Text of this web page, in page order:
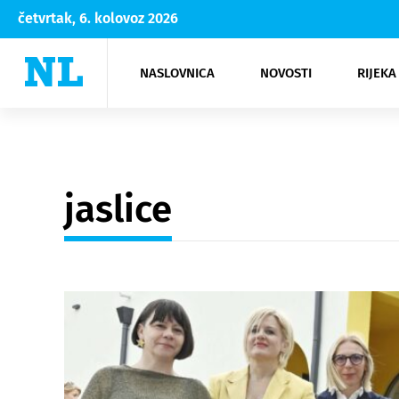
četvrtak, 6. kolovoz 2026
NASLOVNICA NOVOSTI
Rijeka Opatija
NK
Moda
Kultura
jaslice